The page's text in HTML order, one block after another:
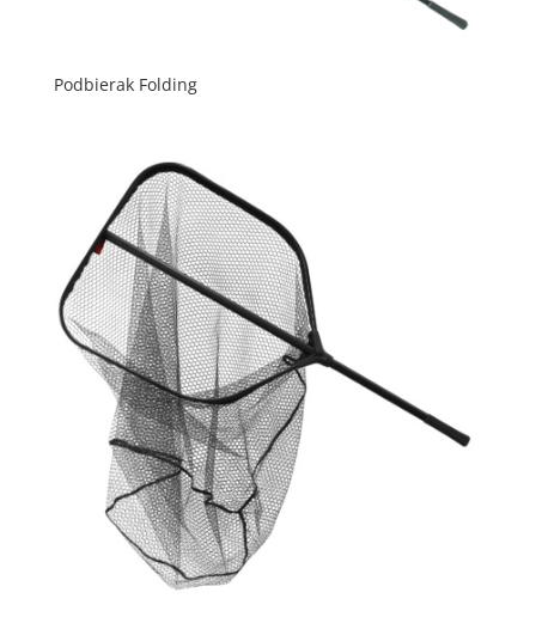
Podbierak Folding